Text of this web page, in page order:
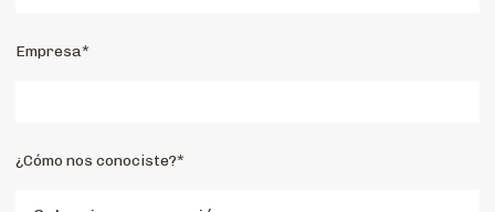
Empresa*
¿Cómo nos conociste?*